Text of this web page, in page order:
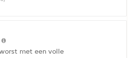
met een volle